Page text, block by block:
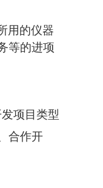
用的仪器
等的进项
项目类型
合作开